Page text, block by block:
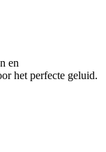
en
het perfecte geluid.